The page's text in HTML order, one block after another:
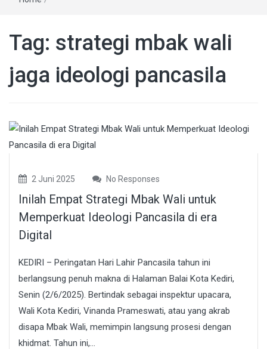
Tag: strategi mbak wali
jaga ideologi pancasila
2 Juni 2025 No Responses
Inilah Empat Strategi Mbak Wali untuk
Memperkuat Ideologi Pancasila di era
Digital
KEDIRI – Peringatan Hari Lahir Pancasila tahun ini
berlangsung penuh makna di Halaman Balai Kota Kediri,
Senin (2/6/2025). Bertindak sebagai inspektur upacara,
Wali Kota Kediri, Vinanda Prameswati, atau yang akrab
disapa Mbak Wali, memimpin langsung prosesi dengan
khidmat. Tahun ini,...